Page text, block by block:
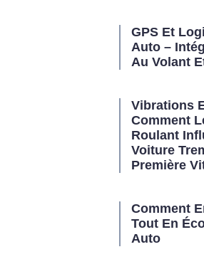
GPS Et
Auto –
Au Volant
Vibrations
Comment
Roulant
Voiture
Première
Comment
Tout En
Auto